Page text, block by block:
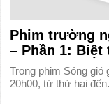
Phim trường
– Phần 1:
Trong phim Sóng gió
20h00, từ thứ hai